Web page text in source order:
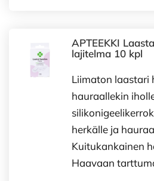
APTEEKKI
lajitelma 10 kpl
Liimaton laastari
hauraallekin
herkälle ja
Kuitukankainen
Haavaan